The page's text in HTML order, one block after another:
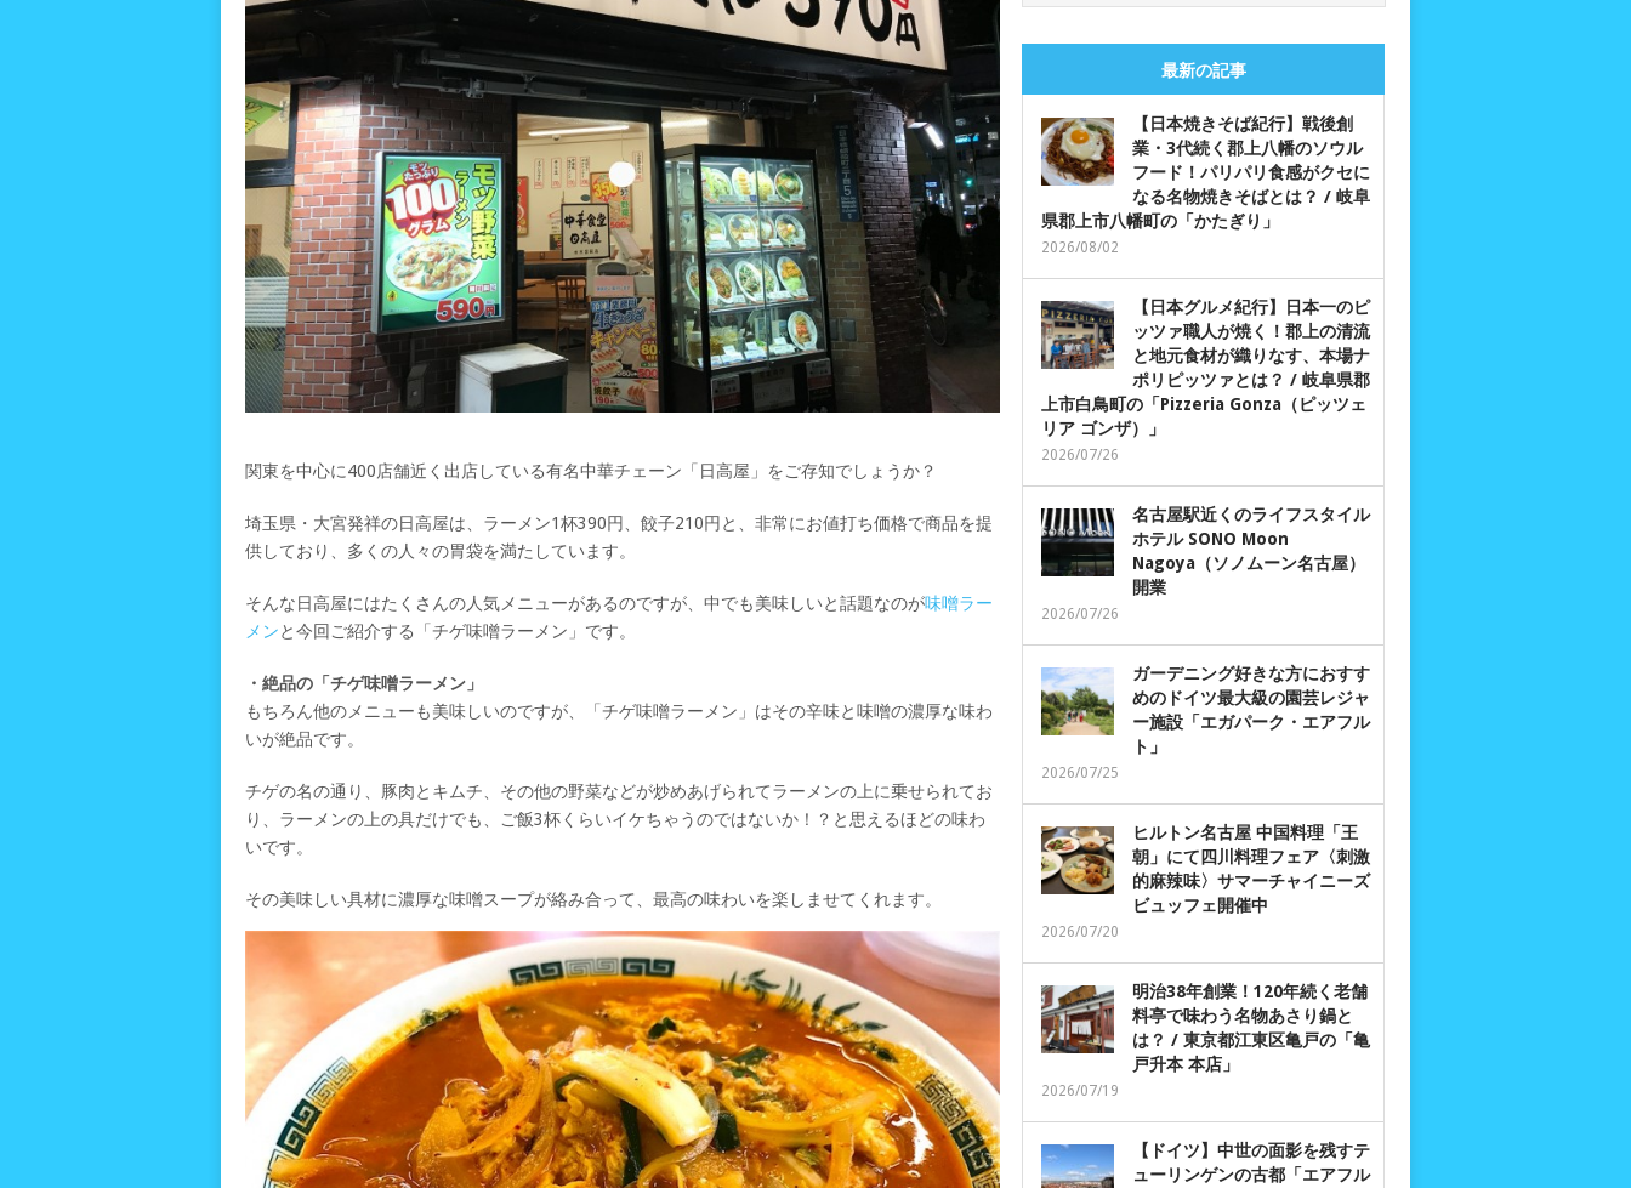
関東を中心に400店舗近く出店している有名中華チェーン「日高屋」をご存知でしょうか？
埼玉県・大宮発祥の日高屋は、ラーメン1杯390円、餃子210円と、非常にお値打ち価格で商品を提
供しており、多くの人々の胃袋を満たしています。
そんな日高屋にはたくさんの人気メニューがあるのですが、中でも美味しいと話題なのが味噌ラー
メンと今回ご紹介する「チゲ味噌ラーメン」です。
・絶品の「チゲ味噌ラーメン」
もちろん他のメニューも美味しいのですが、「チゲ味噌ラーメン」はその辛味と味噌の濃厚な味わ
いが絶品です。
チゲの名の通り、豚肉とキムチ、その他の野菜などが炒めあげられてラーメンの上に乗せられてお
り、ラーメンの上の具だけでも、ご飯3杯くらいイケちゃうのではないか！？と思えるほどの味わ
いです。
その美味しい具材に濃厚な味噌スープが絡み合って、最高の味わいを楽しませてくれます。
最新の記事
【日本焼きそば紀行】戦後創
業・3代続く郡上八幡のソウル
フード！パリパリ食感がクセに
なる名物焼きそばとは？ / 岐阜
県郡上市八幡町の「かたぎり」
2026/08/02
【日本グルメ紀行】日本一のピ
ッツァ職人が焼く！郡上の清流
と地元食材が織りなす、本場ナ
ポリピッツァとは？ / 岐阜県郡
上市白鳥町の「Pizzeria Gonza（ピッツェ
リア ゴンザ）」
2026/07/26
名古屋駅近くのライフスタイル
ホテル SONO Moon
Nagoya（ソノムーン名古屋）
開業
2026/07/26
ガーデニング好きな方におすす
めのドイツ最大級の園芸レジャ
ー施設「エガパーク・エアフル
ト」
2026/07/25
ヒルトン名古屋 中国料理「王
朝」にて四川料理フェア〈刺激
的麻辣味〉サマーチャイニーズ
ビュッフェ開催中
2026/07/20
明治38年創業！120年続く老舗
料亭で味わう名物あさり鍋と
は？ / 東京都江東区亀戸の「亀
戸升本 本店」
2026/07/19
【ドイツ】中世の面影を残すテ
ューリンゲンの古都「エアフル